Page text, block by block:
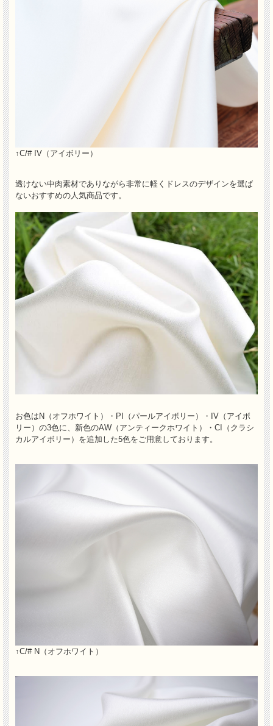
↑C/# IV（アイボリー）
透けない中肉素材でありながら非常に軽くドレスのデザインを選ば
ないおすすめの人気商品です。
お色はN（オフホワイト）・PI（パールアイボリー）・IV（アイボ
リー）の3色に、新色のAW（アンティークホワイト）・CI（クラシ
カルアイボリー）を追加した5色をご用意しております。
↑C/# N（オフホワイト）